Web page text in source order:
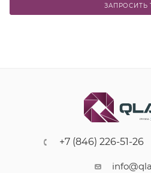
ЗАПРОСИТЬ
+7 (846) 226-51-26